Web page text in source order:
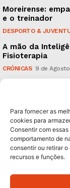
Para fornecer as
cookies para
Consentir com
comportamento de
consentir ou retirar
recursos e funções.
Moreirense:
e o treinador
DESPORTO &
A mão da
Fisioterapia
CRÓNICAS 9 de
18.926
Subscreva